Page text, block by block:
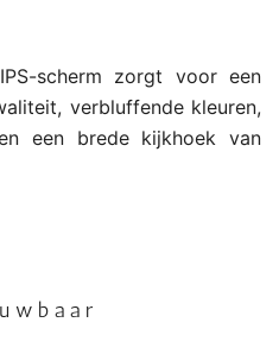
scherm zorgt voor een
verbluffende kleuren,
een brede kijkhoek van